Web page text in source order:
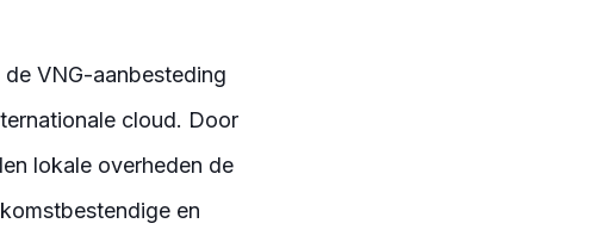
VNG-aanbesteding
cloud. Door
lokale overheden de
en